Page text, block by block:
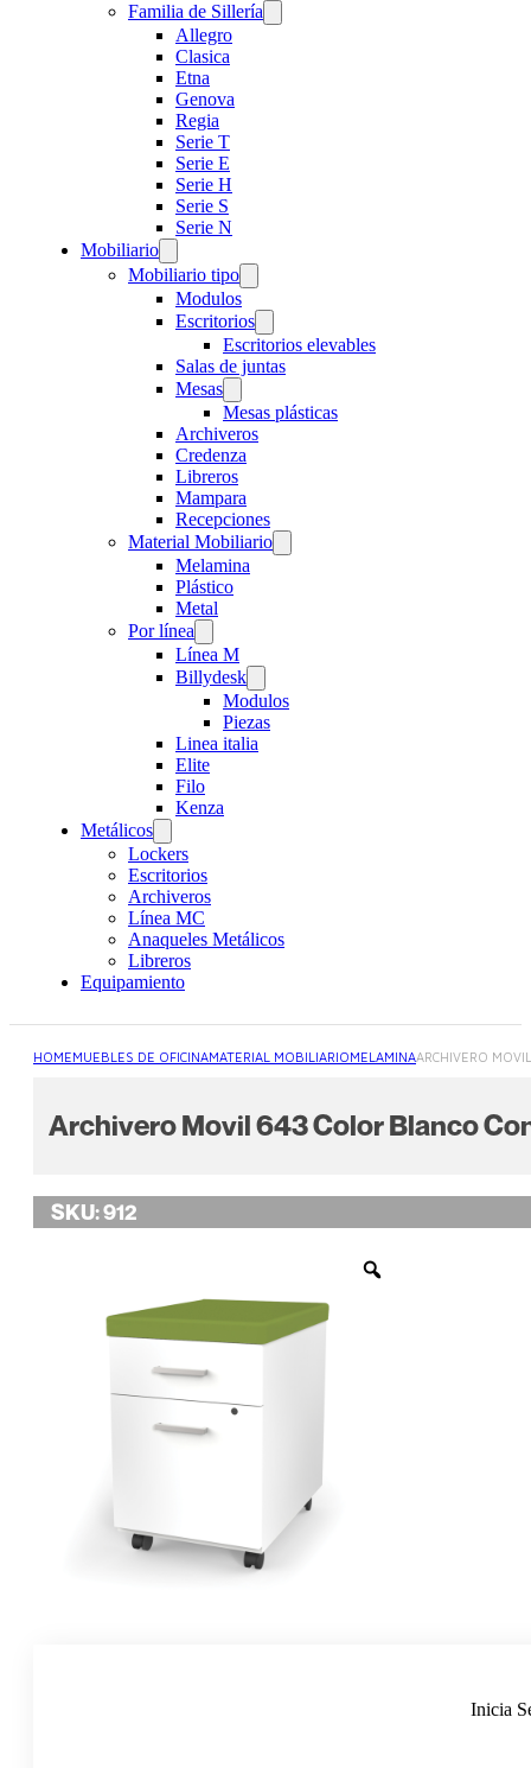
Familia de Sillería
Allegro
Clasica
Etna
Genova
Regia
Serie T
Serie E
Serie H
Serie S
Serie N
Mobiliario
Mobiliario tipo
Modulos
Escritorios
Escritorios elevables
Salas de juntas
Mesas
Mesas plásticas
Archiveros
Credenza
Libreros
Mampara
Recepciones
Material Mobiliario
Melamina
Plástico
Metal
Por línea
Línea M
Billydesk
Modulos
Piezas
Linea italia
Elite
Filo
Kenza
Metálicos
Lockers
Escritorios
Archiveros
Línea MC
Anaqueles Metálicos
Libreros
Equipamiento
HOMEMUEBLES DE OFICINAMATERIAL MOBILIARIOMELAMINAARCHIVERO
Archivero Movil 643 Color Blanco
SKU:912
Inicia